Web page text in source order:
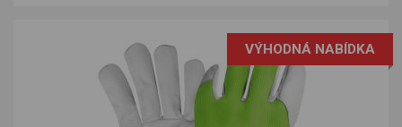
VÝHODNÁ NABÍDKA